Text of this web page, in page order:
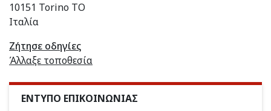
10151 Torino TO
Ιταλία
Ζήτησε οδηγίες
Άλλαξε τοποθεσία
ΕΝΤΥΠΟ ΕΠΙΚΟΙΝΩΝΙΑΣ